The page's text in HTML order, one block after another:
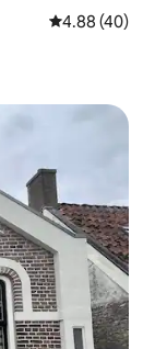
คะแนนเฉลี่ย
4.88 (40)